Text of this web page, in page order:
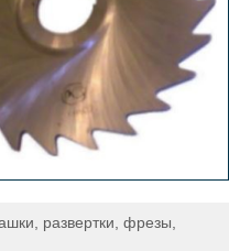
развертки, фрезы,